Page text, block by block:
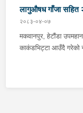
सहित थप अनुसन्धान
लागुऔषध गाँजा सहित
२०८३-०४-०७
मकवानपुर, हेटौंडा
काकंडभिट्टा आउँदै गरेको